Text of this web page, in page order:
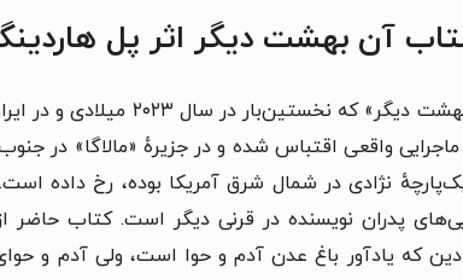
کتاب آن بهشت دیگر اثر پل
نژادی در شمال شرق آمریکا بوده، رخ داده
پدران نویسنده در قرنی دیگر است. کتاب
که یادآور باغ عدن آدم و حوا است، ولی آدم و